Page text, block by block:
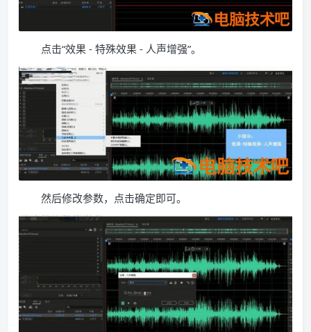
点击“效果 - 特殊效果 - 人声增强”。
然后修改参数，点击确定即可。